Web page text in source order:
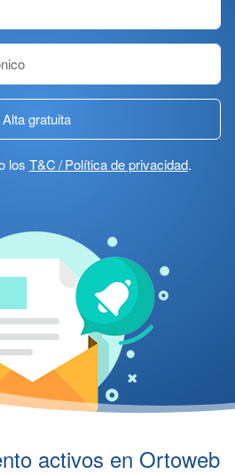
Alta gratuita
los T&C / Política de privacidad.
activos en Ortoweb